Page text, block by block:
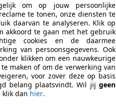
om op jouw persoonlijke
te tonen, onze diensten te
daarvan te analyseren. Klik op
akkoord te gaan met het gebruik
cookies en de daarmee
van persoonsgegevens. Ook
klikken om een nauwkeurige
maken of om de verwerking van
voor zover deze op basis
belang plaatsvindt. Wil jij geen
klik dan hier.